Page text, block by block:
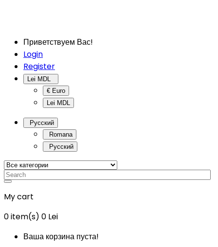
Приветствуем Вас!
Login
Register
€ Euro
Lei MDL
Русский
Romana
Русский
My cart
0item(s) 0 Lei
Ваша корзина пуста!